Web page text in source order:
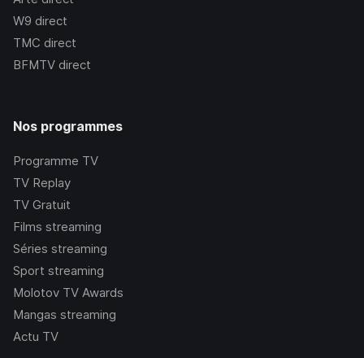
W9 direct
TMC direct
BFMTV direct
Nos programmes
Programme TV
TV Replay
TV Gratuit
Films streaming
Séries streaming
Sport streaming
Molotov TV Awards
Mangas streaming
Actu TV